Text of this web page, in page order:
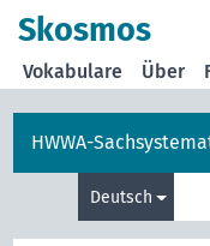
Skosmos
Vokabulare Über
HWWA-
Deutsch